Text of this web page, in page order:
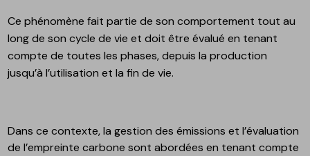
Ce phénomène fait partie de son comportement tout au
long de son cycle de vie et doit être évalué en tenant
compte de toutes les phases, depuis la production
jusqu’à l’utilisation et la fin de vie.
Dans ce contexte, la gestion des émissions et l’évaluation
de l’empreinte carbone sont abordées en tenant compte